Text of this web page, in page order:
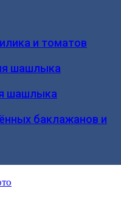
и томатов
шашлыка
шашлыка
баклажанов и